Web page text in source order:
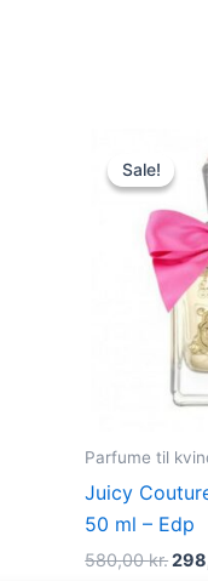
Sale!
Sale!
Parfume til
Juicy
50 ml – Edp
580,00kr.
was: